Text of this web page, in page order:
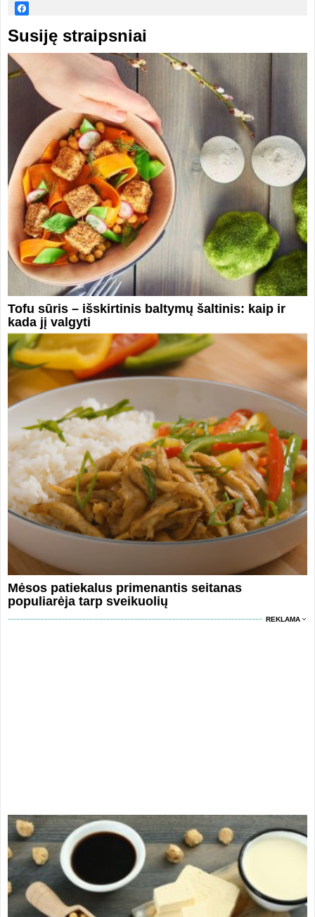
Susiję straipsniai
Tofu sūris – išskirtinis baltymų šaltinis: kaip ir
kada jį valgyti
Mėsos patiekalus primenantis seitanas
populiarėja tarp sveikuolių
REKLAMA